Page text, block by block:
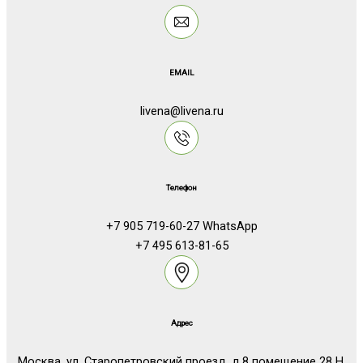
EMAIL
livena@livena.ru
Телефон
+7 905 719-60-27 WhatsApp
+7 495 613-81-65
Адрес